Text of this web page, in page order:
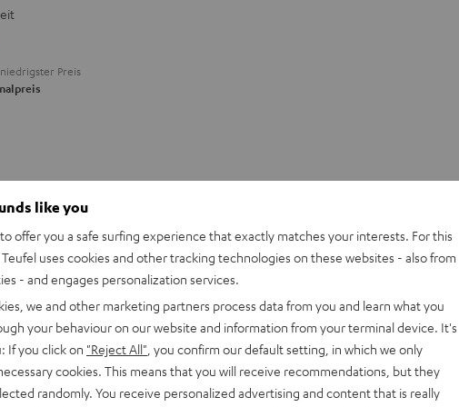
Preis
like you
offer you a safe surfing experience that exactly matches your interests. For this
uses cookies and other tracking technologies on these websites - also from
- and engages personalization services.
we and other marketing partners process data from you and learn what you
your behaviour on our website and information from your terminal device. It's
If you click on "Reject All" , you confirm our default setting, in which we only
cookies. This means that you will receive recommendations, but they
randomly. You receive personalized advertising and content that is really